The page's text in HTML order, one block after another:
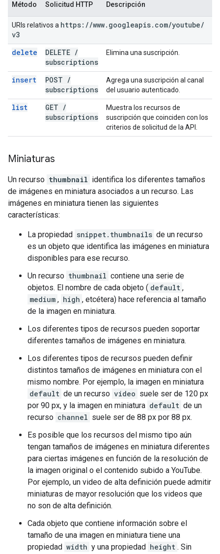
Método Solicitud HTTP Descripción
URIs relativos a https: //www. googleapis. com/youtube/
v3
delete
DELETE /
subscriptions
Elimina una suscripción.
insert POST /
subscriptions
Agrega una suscripción al canal
del usuario autenticado.
list GET /
subscriptions
Muestra los recursos de
suscripción que coinciden con los
criterios de solicitud de la API.
Miniaturas
Un recurso thumbnail identifica los diferentes tamaños
de imágenes en miniatura asociados a un recurso. Las
imágenes en miniatura tienen las siguientes
características:
La propiedad snippet.thumbnails de un recurso
es un objeto que identifica las imágenes en miniatura
disponibles para ese recurso.
Un recurso thumbnail contiene una serie de
objetos. El nombre de cada objeto ( default ,
medium , high , etcétera) hace referencia al tamaño
de la imagen en miniatura.
Los diferentes tipos de recursos pueden soportar
diferentes tamaños de imágenes en miniatura.
Los diferentes tipos de recursos pueden definir
distintos tamaños de imágenes en miniatura con el
mismo nombre. Por ejemplo, la imagen en miniatura
default de un recurso video suele ser de 120 px
por 90 px, y la imagen en miniatura default de un
recurso channel suele ser de 88 px por 88 px.
Es posible que los recursos del mismo tipo aún
tengan tamaños de imágenes en miniatura diferentes
para ciertas imágenes en función de la resolución de
la imagen original o el contenido subido a YouTube.
Por ejemplo, un video de alta definición puede admitir
miniaturas de mayor resolución que los videos que
no son de alta definición.
Cada objeto que contiene información sobre el
tamaño de una imagen en miniatura tiene una
propiedad width y una propiedad height . Sin